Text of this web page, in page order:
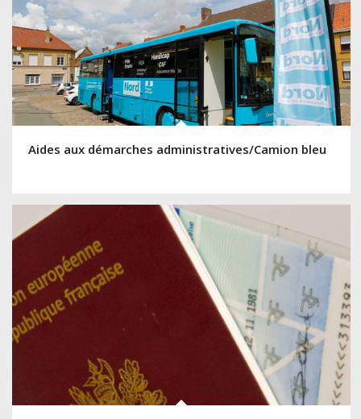
Aides aux démarches administratives/Camion bleu